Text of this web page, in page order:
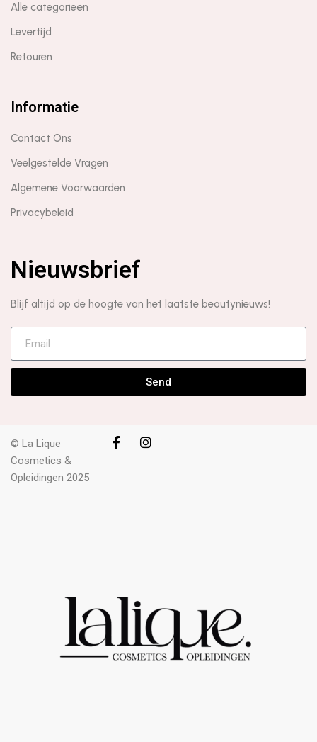
Alle categorieën
Levertijd
Retouren
Informatie
Contact Ons
Veelgestelde Vragen
Algemene Voorwaarden
Privacybeleid
Nieuwsbrief
Blijf altijd op de hoogte van het laatste beautynieuws!
Send
© La Lique
Cosmetics &
Opleidingen 2025